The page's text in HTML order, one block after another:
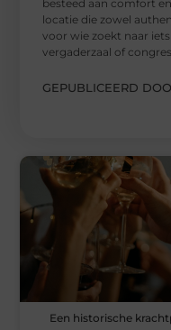
besteed aan comfort
locatie die zowel
voor wie zoekt naar
vergaderzaal of
GEPUBLICEERD
Een historische